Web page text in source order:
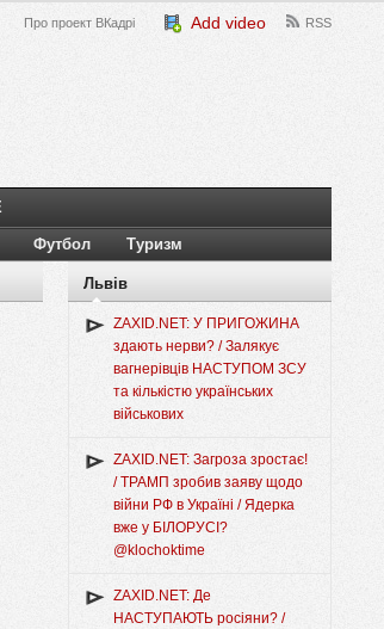
Про проект ВКадрі Add video RSS
Футбол Туризм
Львів
ZAXID.NET: У ПРИГОЖИНА
здають нерви? / Залякує
вагнерівців НАСТУПОМ ЗСУ
та кількістю українських
військових
ZAXID.NET: Загроза зростає!
/ ТРАМП зробив заяву щодо
війни РФ в Україні / Ядерка
вже у БІЛОРУСІ?
@klochoktime
ZAXID.NET: Де
НАСТУПАЮТЬ росіяни? /